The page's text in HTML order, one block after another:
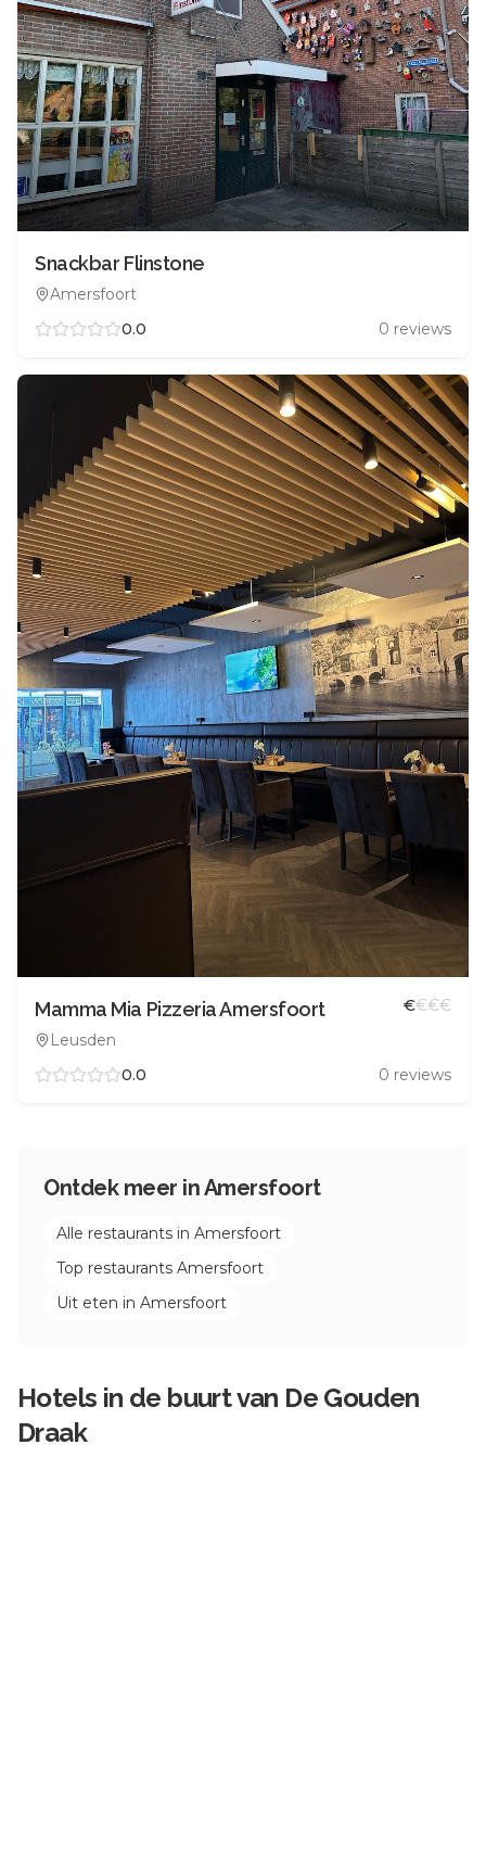
Snackbar Flinstone
Amersfoort
0.0
0 reviews
Mamma Mia Pizzeria Amersfoort
Leusden
€€€€
0.0 0 reviews
Ontdek meer inAmersfoort
Alle restaurants in Amersfoort
Top restaurants Amersfoort
Uit eten in Amersfoort
Hotels in de buurt van De Gouden
Draak